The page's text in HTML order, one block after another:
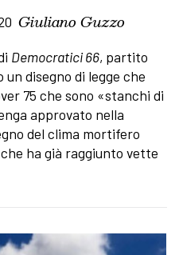
Giuliano Guzzo
Democratici 66, partito
disegno di legge che
75 che sono «stanchi di
approvato nella
del clima mortifero
ha già raggiunto vette